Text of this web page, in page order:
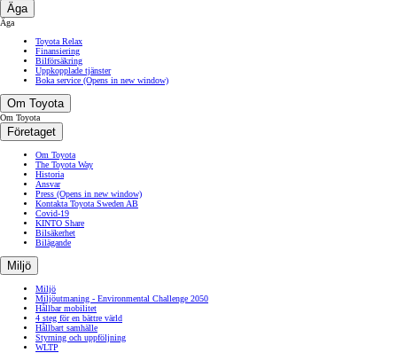
Äga
Äga
Toyota Relax
Finansiering
Bilförsäkring
Uppkopplade tjänster
Boka service (Opens in new window)
Om Toyota
Om Toyota
Företaget
Om Toyota
The Toyota Way
Historia
Ansvar
Press (Opens in new window)
Kontakta Toyota Sweden AB
Covid-19
KINTO Share
Bilsäkerhet
Bilägande
Miljö
Miljö
Miljöutmaning - Environmental Challenge 2050
Hållbar mobilitet
4 steg för en bättre värld
Hållbart samhälle
Styrning och uppföljning
WLTP